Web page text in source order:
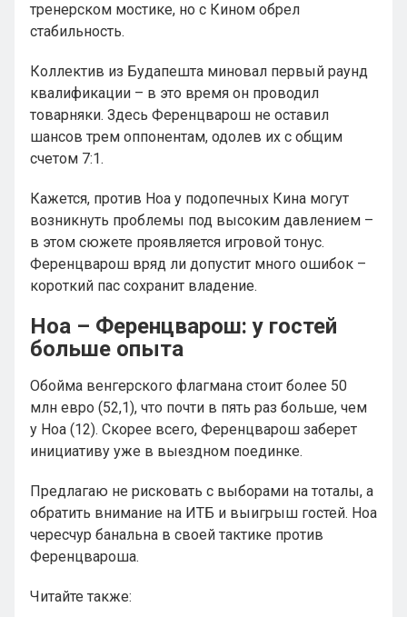
тренерском мостике, но с Кином обрел
стабильность.
Коллектив из Будапешта миновал первый раунд
квалификации – в это время он проводил
товарняки. Здесь Ференцварош не оставил
шансов трем оппонентам, одолев их с общим
счетом 7:1.
Кажется, против Ноа у подопечных Кина могут
возникнуть проблемы под высоким давлением –
в этом сюжете проявляется игровой тонус.
Ференцварош вряд ли допустит много ошибок –
короткий пас сохранит владение.
Ноа – Ференцварош: у гостей
больше опыта
Обойма венгерского флагмана стоит более 50
млн евро (52,1), что почти в пять раз больше, чем
у Ноа (12). Скорее всего, Ференцварош заберет
инициативу уже в выездном поединке.
Предлагаю не рисковать с выборами на тоталы, а
обратить внимание на ИТБ и выигрыш гостей. Ноа
чересчур банальна в своей тактике против
Ференцвароша.
Читайте также: